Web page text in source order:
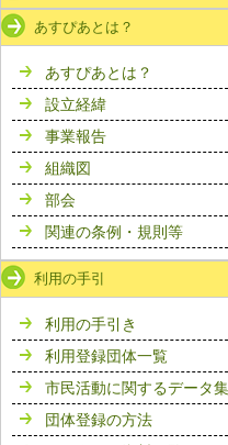
あすぴあとは？
あすぴあとは？
設立経緯
事業報告
組織図
部会
関連の条例・規則等
利用の手引
利用の手引き
利用登録団体一覧
市民活動に関するデータ集
団体登録の方法